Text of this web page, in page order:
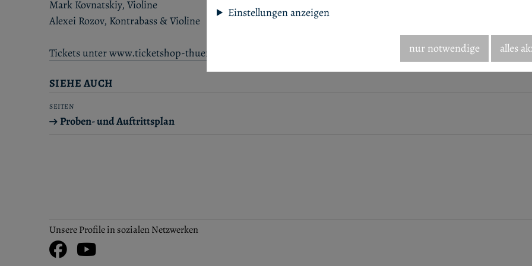
Mark Kovnatskiy, Violine
Alexei Rozov, Kontrabass & Violine
Tickets unter www.ticketshop-thueringen.de
SIEHE AUCH
SEITEN
Proben- und Auftrittsplan
Unsere Profile in sozialen Netzwerken
Facebook
Youtube
Einstellungen anzeigen
nur notwendige alles